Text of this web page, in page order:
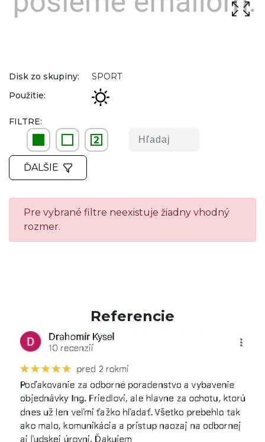
Disk zo skupiny:
SPORT
Použitie:
FILTRE:
2
ĎALŠIE
Pre vybrané filtre neexistuje žiadny vhodný
rozmer.
Referencie